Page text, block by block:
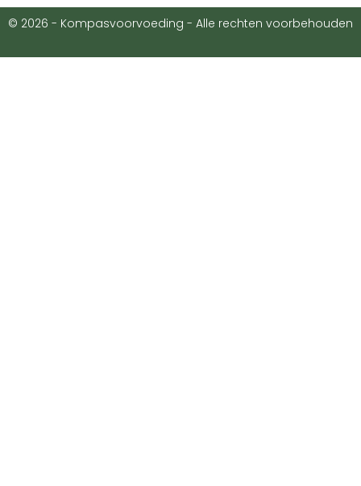
i
© 2026 - Kompasvoorvoeding - Alle rechten voorbehouden